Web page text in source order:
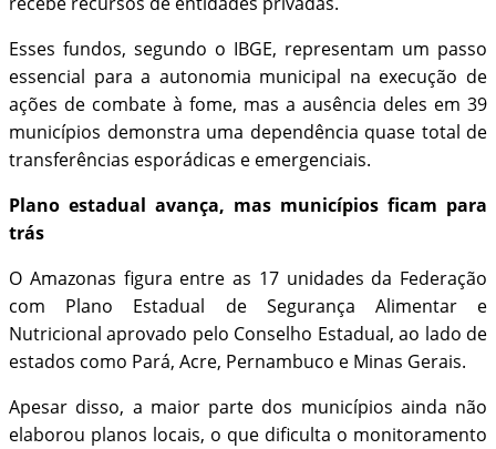
Esses fundos, segundo o IBGE, representam um passo
essencial para a autonomia municipal na execução de
ações de combate à fome, mas a ausência deles em 39
municípios demonstra uma dependência quase total de
transferências esporádicas e emergenciais.
Plano estadual avança, mas municípios ficam para
trás
O Amazonas figura entre as 17 unidades da Federação
com Plano Estadual de Segurança Alimentar e
Nutricional aprovado pelo Conselho Estadual, ao lado de
estados como Pará, Acre, Pernambuco e Minas Gerais.
Apesar disso, a maior parte dos municípios ainda não
elaborou planos locais, o que dificulta o monitoramento